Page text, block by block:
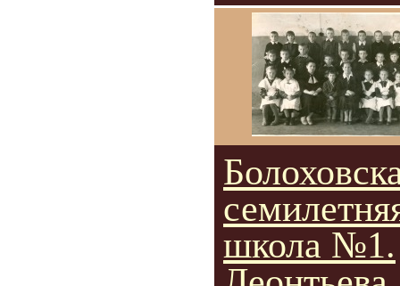
школа №1.